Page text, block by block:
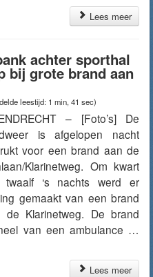
Lees meer
achter sporthal
bij grote brand aan
leestijd: 1 min, 41 sec)
– [Foto’s] De
is afgelopen nacht
voor een brand aan de
Klarinetweg. Om kwart
twaalf ‘s nachts werd er
gemaakt van een brand
de Klarinetweg. De brand
van een ambulance …
Lees meer